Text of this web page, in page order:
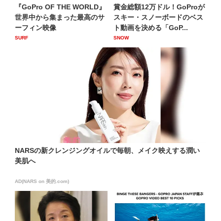
『GoPro OF THE WORLD』
世界中から集まった最高のサ
ーフィン映像
SURF
賞金総額12万ドル！GoProが
スキー・スノーボードのベス
ト動画を決める「GoP...
SNOW
NARSの新クレンジングオイルで毎朝、メイク映えする潤い
美肌へ
AD(NARS on 美的.com)